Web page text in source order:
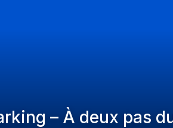
– À deux pas